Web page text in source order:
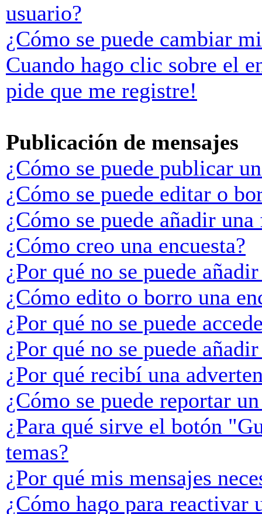
usuario?
¿Cómo se puede cambiar
Cuando hago clic sobre el
pide que me registre!
Publicación de mensajes
¿Cómo se puede publicar
¿Cómo se puede editar o
¿Cómo se puede añadir
¿Cómo creo una encuesta?
¿Por qué no se puede
¿Cómo edito o borro una
¿Por qué no se puede
¿Por qué no se puede
¿Por qué recibí una
¿Cómo se puede reportar
¿Para qué sirve el botón
temas?
¿Por qué mis mensajes
¿Cómo hago para reactivar